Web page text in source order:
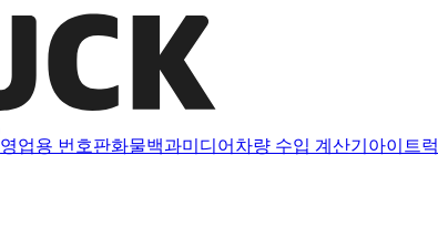
영업용 번호판화물백과미디어 차량 수입 계산기 아이트럭